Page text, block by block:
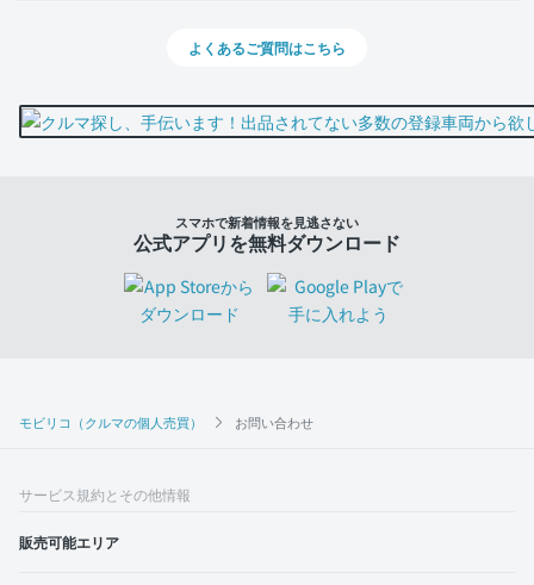
モビリコ（クルマの個人売買） お問い合わせ
よくあるご質問はこちら
スマホで新着情報を見逃さない
公式アプリを無料ダウンロード
サービス規約とその他情報
販売可能エリア